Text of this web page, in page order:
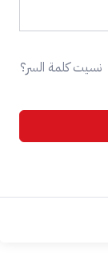
نسيت كلمة السر؟